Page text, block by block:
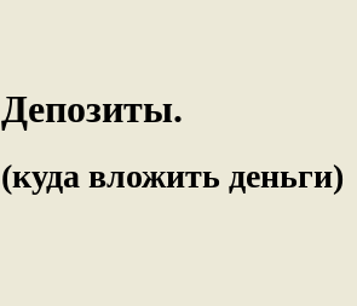
Депозиты.
(куда вложить деньги)